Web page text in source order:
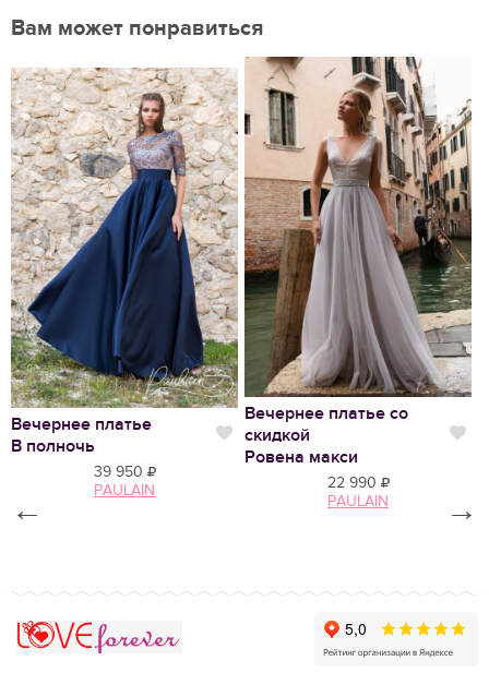
Вам может понравиться
Нравится
Вечернее платье
В полночь
Нравится
39 950
PAULAIN
Вечернее платье со
скидкой
Ровена макси
22 990
PAULAIN
← →